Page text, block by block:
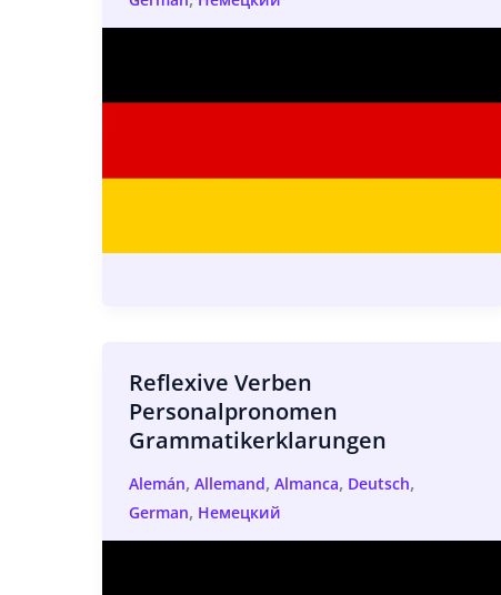
Reflexive Verben
Personalpronomen
Grammatikerklarungen
Alemán, Allemand, Almanca, Deutsch,
German, Немецкий